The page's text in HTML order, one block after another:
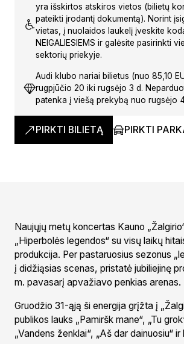
yra išskirtos atskiros vietos (bilietų
pateikti įrodantį dokumentą). Norint
vietas, į nuolaidos laukelį įveskite
NEIGALIESIEMS ir galėsite pasirinkti
sektorių priekyje.
Audi klubo nariai bilietus (nuo 85,10
rugpjūčio 20 iki rugsėjo 3 d.
patenka į viešą prekybą nuo rugsėjo
PIRKTI BILIETĄ PIRKTI
Naujųjų metų koncertas Kauno
„Hiperbolės legendos“ su visų laikų
produkcija. Per pastaruosius sezonus
į didžiąsias scenas, pristatė jubiliejinę
m. pavasarį apvažiavo penkias arenas.
Gruodžio 31-ąją ši energija grįžta į
publikos lauks „Pamiršk mane“, „Tu
„Vandens ženklai“, „Aš dar dainuosiu“ ir